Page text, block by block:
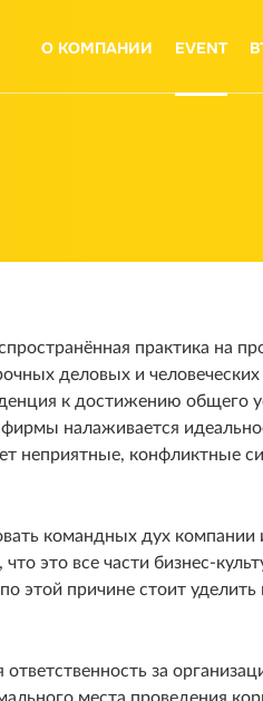
О КОМПАНИИ EVENT
практика на
деловых и человеческих
к достижению общего
налаживается
неприятные, конфликтные
командных дух компании
это все части бизнес-
этой причине стоит
ответственность за